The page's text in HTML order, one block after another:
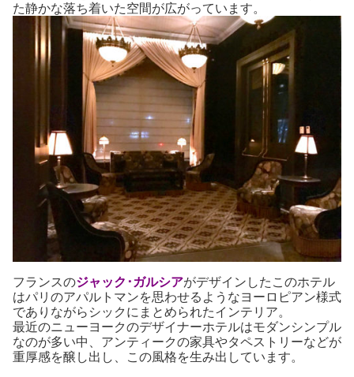
た静かな落ち着いた空間が広がっています。
フランスのジャック･ガルシアがデザインしたこのホテル
はパリのアパルトマンを思わせるようなヨーロピアン様式
でありながらシックにまとめられたインテリア。
最近のニューヨークのデザイナーホテルはモダンシンプル
なのが多い中、アンティークの家具やタペストリーなどが
重厚感を醸し出し、この風格を生み出しています。